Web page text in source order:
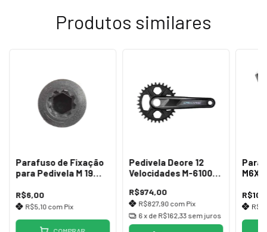
Produtos similares
Parafuso de Fixação
para Pedivela M 19
(Nylon)
R$6,00
R$5,10 com Pix
Pedivela Deore 12
Velocidades M-6100
R$974,00
R$827,90 com Pix
6x de R$162,33 sem juros